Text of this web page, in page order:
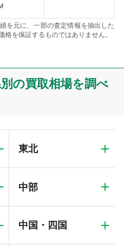
を元に、一部の査定情報を抽出した
格を保証するものではありません。
の買取相場を調べ
東北
中部
中国・四国